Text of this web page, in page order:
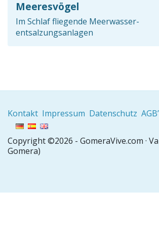
Meeresvögel
Im Schlaf fliegende Meerwasser-
entsalzungsanlagen
Kontakt Impressum Datenschutz
Copyright ©2026 - GomeraVive.com ·
Gomera)